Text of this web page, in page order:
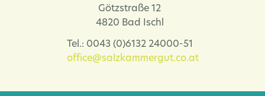
Götzstraße 12
4820 Bad Ischl
Tel.: 0043 (0)6132 24000-51
office@salzkammergut.co.at